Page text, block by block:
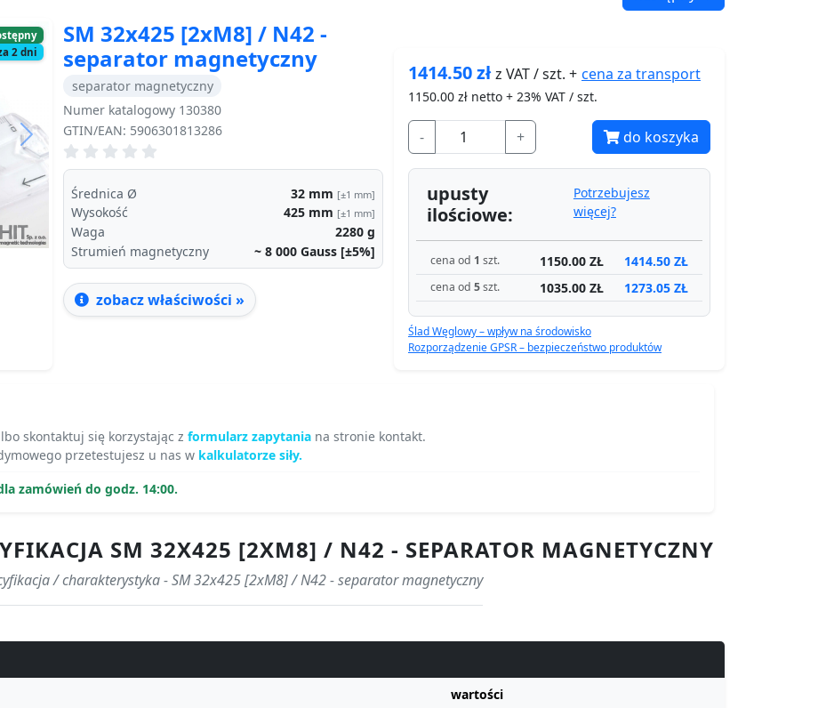
2 dni
Next
SM 32x425 [2xM8] / N42 -
separator magnetyczny
separator magnetyczny
Numer katalogowy 130380
GTIN/EAN: 5906301813286
Średnica Ø 32 mm [±1 mm]
Wysokość 425 mm [±1 mm]
Waga 2280 g
Strumień magnetyczny
~ 8 000 Gauss [±5%]
zobacz właściwości »
1414.50złz VAT / szt. + cena za transport
1150.00 zł netto + 23% VAT / szt.
- + do koszyka
upusty
ilościowe:
Potrzebujesz
więcej?
cena od 1 szt. 1150.00 ZŁ 1414.50 ZŁ
cena od 5szt. 1035.00 ZŁ 1273.05 ZŁ
Ślad Węglowy – wpływ na środowisko
Rozporządzenie GPSR – bezpieczeństwo produktów
skontaktuj się korzystając z formularz zapytania na stronie kontakt.
przetestujesz u nas w kalkulatorze siły.
zamówień do godz. 14:00.
SM 32X425 [2XM8] / N42 - SEPARATOR MAGNETYCZNY
/ charakterystyka - SM 32x425 [2xM8] / N42 - separator magnetyczny
wartości